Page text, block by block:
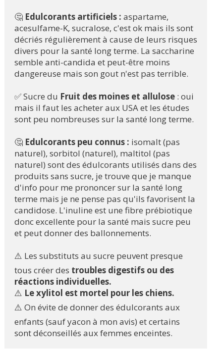
🤔 Edulcorants artificiels : aspartame,
acesulfame-K, sucralose, c'est ok mais ils sont
décriés régulièrement à cause de leurs risques
divers pour la santé long terme. La saccharine
semble anti-candida et peut-être moins
dangereuse mais son gout n'est pas terrible.
✅ Sucre du Fruit des moines et allulose : oui
mais il faut les acheter aux USA et les études
🤔 Edulcorants peu connus : isomalt (pas
naturel), sorbitol (naturel), maltitol (pas
naturel) sont des édulcorants utilisés dans des
produits sans sucre, je trouve que je manque
d'info pour me prononcer sur la santé long
terme mais je ne pense pas qu'ils favorisent la
candidose. L'inuline est une fibre prébiotique
donc excellente pour la santé mais sucre peu
et peut donner des ballonnements.
⚠️ Les substituts au sucre peuvent presque
tous créer des troubles digestifs ou des
réactions individuelles.
⚠️ Le xylitol est mortel pour les chiens.
⚠️ On évite de donner des édulcorants aux
enfants (sauf yacon à mon avis) et certains
sont déconseillés aux femmes enceintes.